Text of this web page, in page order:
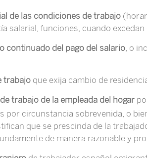
de las condiciones de trabajo
salarial, funciones, cuando
continuado del pago del salario, o
trabajoque exija cambio de
trabajo de la empleada del hogar
por circunstancia sobrevenida, o
que se prescinda de la
de manera razonable y